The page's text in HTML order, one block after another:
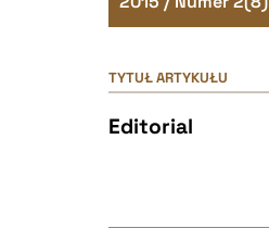
TYTUŁ ARTYKUŁU
Editorial